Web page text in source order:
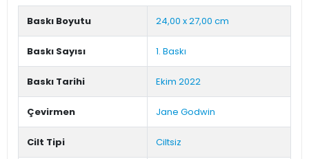
Baskı Boyutu 24,00 x 27,00 cm
Baskı Sayısı 1. Baskı
Baskı Tarihi Ekim 2022
Çevirmen Jane Godwin
Cilt Tipi Ciltsiz